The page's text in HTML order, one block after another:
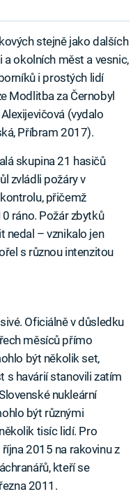
stejně jako dalších
okolních měst a vesnic,
i prostých lidí
Modlitba za Černobyl
(vydalo
Příbram 2017).
skupina 21 hasičů
zvládli požáry v
přičemž
ráno. Požár zbytků
nedal – vznikalo jen
s různou intenzitou
Oficiálně v důsledku
měsíců přímo
být několik set,
s havárií stanovili zatím
nukleární
být různými
tisíc lidí. Pro
2015 na rakovinu z
kteří se
2011.